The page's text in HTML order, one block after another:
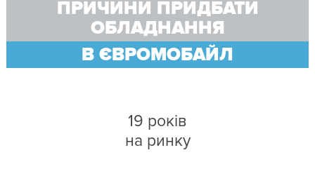
ПРИЧИНИ ПРИДБАТИ
ОБЛАДНАННЯ
В ЄВРОМОБАЙЛ
19 років
на ринку